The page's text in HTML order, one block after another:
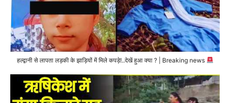
हल्द्वानी से लापता लड़की के झाड़ियों में मिले कपड़े!..देखें हुआ क्या ? | Breaking news